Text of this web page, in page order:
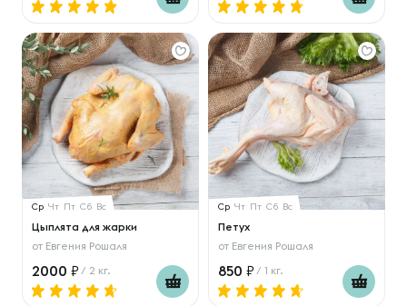
Ср Чт Пт Сб Вс
Цыплята для жарки
от Евгения Рошаля
2000 / 2 кг.
Ср Чт Пт Сб Вс
Петух
от Евгения Рошаля
850 / 1 кг.